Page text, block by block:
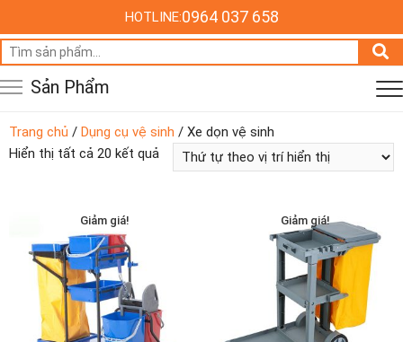
HOTLINE:0964 037 658
Tìm
kiếm:
Sản Phẩm
Trang chủ / Dụng cụ vệ sinh / Xe dọn vệ sinh
Hiển thị tất cả 20 kết quả
Giảm giá! Giảm giá!